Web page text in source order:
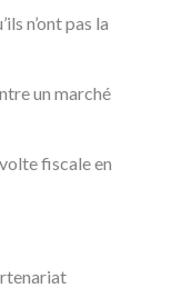
n’ont pas la
un marché
fiscale en